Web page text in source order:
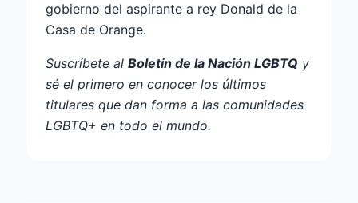
gobierno del aspirante a rey Donald de la
Casa de Orange.
Suscríbete al Boletín de la Nación LGBTQ y
sé el primero en conocer los últimos
titulares que dan forma a las comunidades
LGBTQ+ en todo el mundo.